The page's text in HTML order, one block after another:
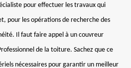
pour effectuer les travaux qui
pour les opérations de recherche des
Il faut faire appel à un couvreur
de la toiture. Sachez que ce
nécessaires pour garantir un meilleur